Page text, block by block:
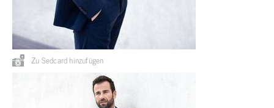
Zu Sedcard hinzufügen